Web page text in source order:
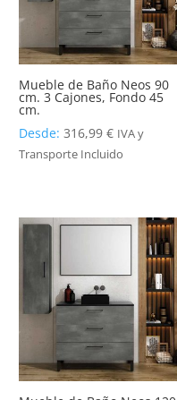
Mueble de Baño Neos 90
cm. 3 Cajones, Fondo 45
cm.
Desde: 316,99 € IVA y
Transporte Incluido